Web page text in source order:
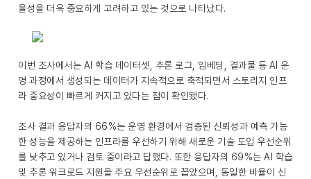
율성을 더욱 중요하게 고려하고 있는 것으로 나타났다.
이번 조사에서는 AI 학습 데이터셋, 추론 로그, 임베딩, 결과물 등 AI 운
영 과정에서 생성되는 데이터가 지속적으로 축적되면서 스토리지 인프
라 중요성이 빠르게 커지고 있다는 점이 확인됐다.
조사 결과 응답자의 66%는 운영 환경에서 검증된 신뢰성과 예측 가능
한 성능을 제공하는 인프라를 우선하기 위해 새로운 기술 도입 우선순위
를 낮추고 있거나 검토 중이라고 답했다. 또한 응답자의 69%는 AI 학습
및 추론 워크로드 지원을 주요 우선순위로 꼽았으며, 동일한 비율이 신